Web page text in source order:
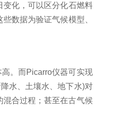
变化，可以区分化石燃料
数据为验证气候模型、
。而Picarro仪器可实现
水、土壤水、地下水)对
合过程；甚至在古气候